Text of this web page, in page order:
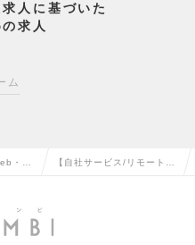
人に基づいた
求人
ム
・モ 【自社サービス/リモート中